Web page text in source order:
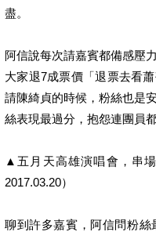
盡。
阿信說每次請嘉賓都備感壓
大家退7成票價「退票去看
請陳綺貞的時候，粉絲也是
絲表現最過分，抱怨連團員
▲五月天高雄演唱會，串
2017.03.20）
聊到許多嘉賓，阿信問粉